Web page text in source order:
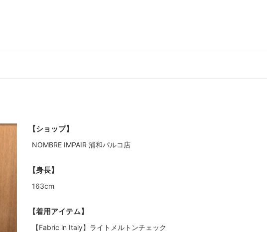
【ショップ】
NOMBRE IMPAIR 浦和パルコ店
【身長】
163cm
【着用アイテム】
【Fabric in Italy】ライトメルトンチェック